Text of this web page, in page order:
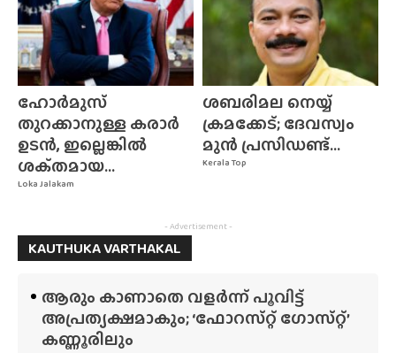
Loka Jalakam
ഹോർമുസ്
തുറക്കാനുള്ള കരാർ
ഉടൻ, ഇല്ലെങ്കിൽ
ശക്‌തമായ...
Kerala Top
ശബരിമല നെയ്യ്
ക്രമക്കേട്; ദേവസ്വം
മുൻ പ്രസിഡണ്ട്...
- Advertisement -
KAUTHUKA VARTHAKAL
ആരും കാണാതെ വളർന്ന് പൂവിട്ട്
അപ്രത്യക്ഷമാകും; ‘ഫോറസ്‌റ്റ്‌ ഗോസ്‌റ്റ്’
കണ്ണൂരിലും